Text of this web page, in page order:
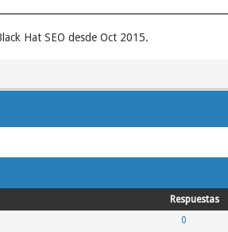
Hat SEO desde Oct 2015.
Respuestas
0